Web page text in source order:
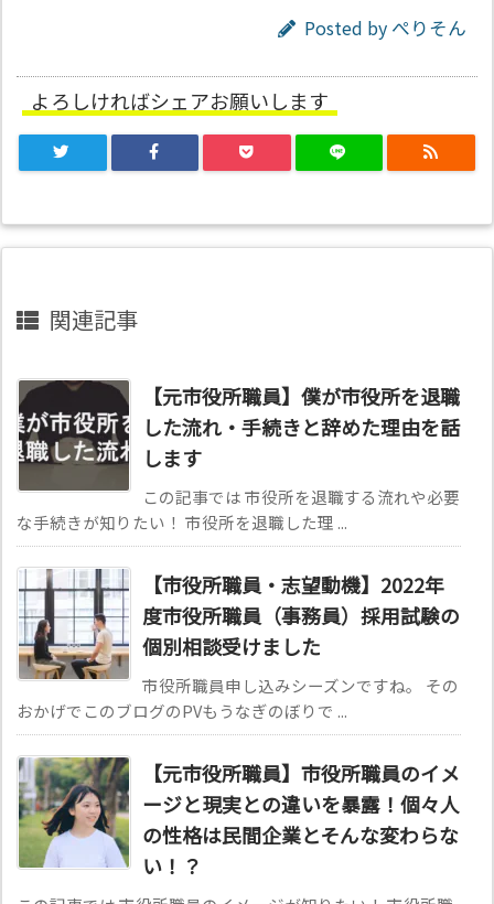
Posted by ぺりそん
よろしければシェアお願いします
関連記事
【元市役所職員】僕が市役所を退職
した流れ・手続きと辞めた理由を話
します
この記事では 市役所を退職する流れや必要
な手続きが知りたい！ 市役所を退職した理 ...
【市役所職員・志望動機】2022年
度市役所職員（事務員）採用試験の
個別相談受けました
市役所職員申し込みシーズンですね。 その
おかげでこのブログのPVもうなぎのぼりで ...
【元市役所職員】市役所職員のイメ
ージと現実との違いを暴露！個々人
の性格は民間企業とそんな変わらな
い！？